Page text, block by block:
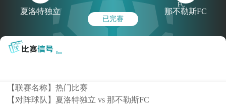
夏洛特独立
已完赛
那不勒斯FC
【联赛名称】热门比赛
【对阵球队】 夏洛特独立 vs 那不勒斯FC